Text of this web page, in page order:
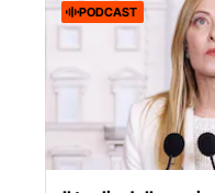
PODCAST